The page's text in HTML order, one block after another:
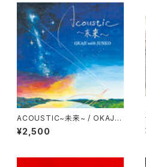
ACOUSTIC~未来~ / OKAJI
With JUNKO
¥2,500